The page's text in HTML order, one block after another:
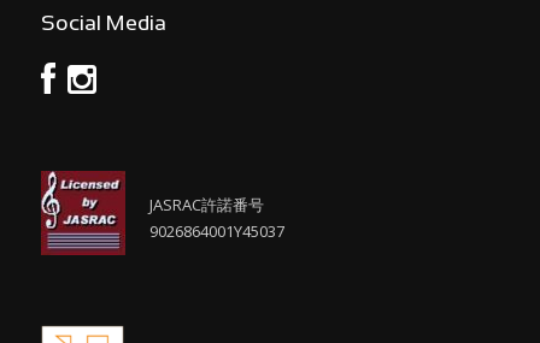
Social Media
JASRAC許諾番号
9026864001Y45037